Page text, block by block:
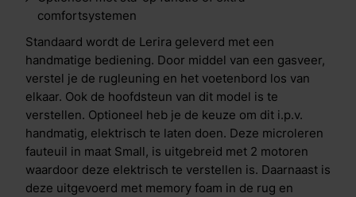
comfortsystemen
Standaard wordt de Lerira geleverd met een
handmatige bediening. Door middel van een gasveer,
verstel je de rugleuning en het voetenbord los van
elkaar. Ook de hoofdsteun van dit model is te
verstellen. Optioneel heb je de keuze om dit i.p.v.
handmatig, elektrisch te laten doen. Deze microleren
fauteuil in maat Small, is uitgebreid met 2 motoren
waardoor deze elektrisch te verstellen is. Daarnaast is
deze uitgevoerd met memory foam in de rug en